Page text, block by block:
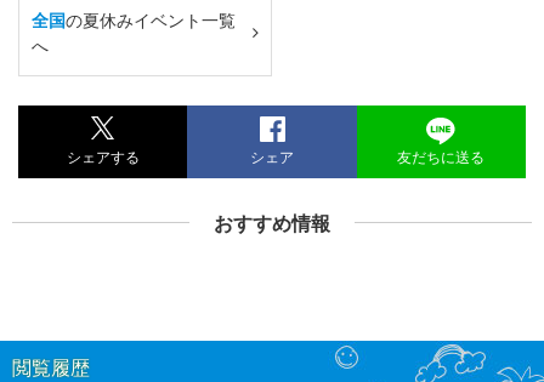
全国の夏休みイベント一覧
へ
シェアする シェア 友だちに送る
おすすめ情報
閲覧履歴